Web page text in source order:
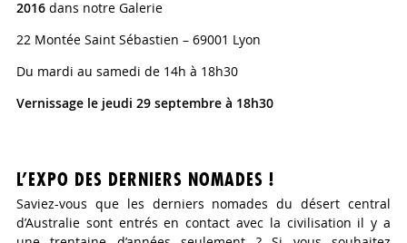
2016dans notre Galerie
22 Montée Saint Sébastien – 69001 Lyon
Du mardi au samedi de 14h à 18h30
Vernissage le jeudi 29 septembre à 18h30
L’EXPO DES DERNIERS NOMADES !
Saviez-vous que les derniers nomades du désert central
d’Australie sont entrés en contact avec la civilisation il y a